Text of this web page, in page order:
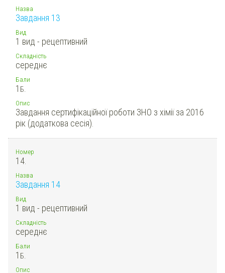
Назва
Завдання 13
Вид
1 вид - рецептивний
Складність
середнє
Бали
1 Б.
Опис
Завдання сертифікаційної роботи ЗНО з хімії за 2016
рік (додаткова сесія).
Номер
14.
Назва
Завдання 14
Вид
1 вид - рецептивний
Складність
середнє
Бали
1 Б.
Опис